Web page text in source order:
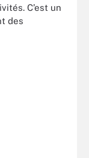
C’est un
des